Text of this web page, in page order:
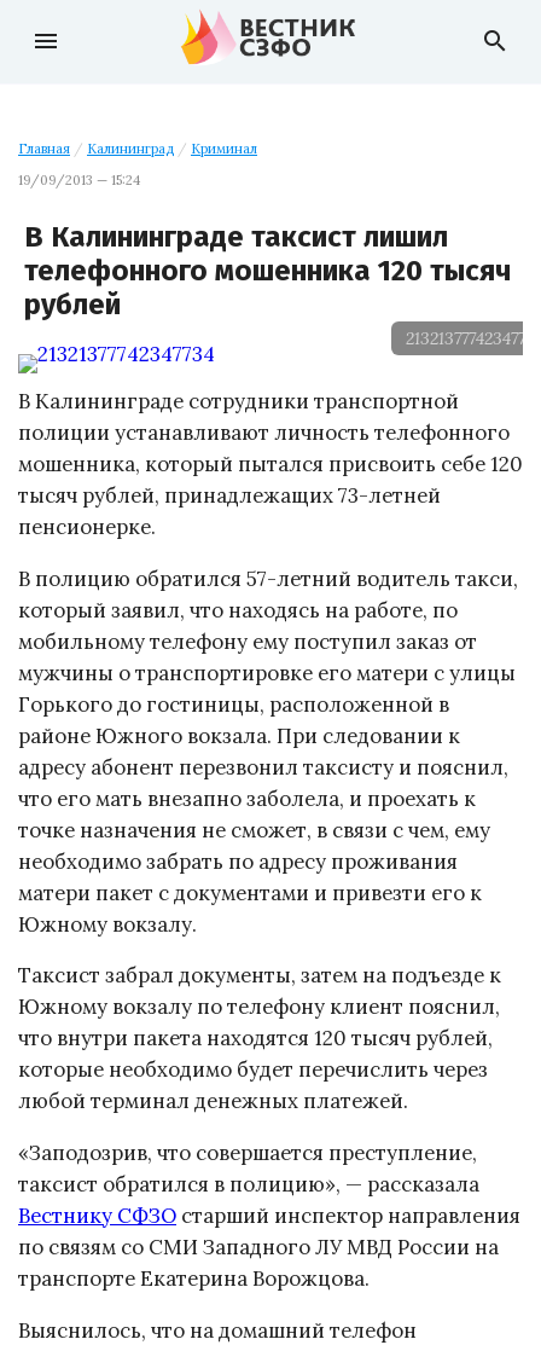
menu search
Главная / Калининград / Криминал
19/09/2013 — 15:24
В Калининграде таксист лишил
телефонного мошенника 120 тысяч
рублей
В Калининграде сотрудники транспортной
полиции устанавливают личность телефонного
мошенника, который пытался присвоить себе 120
тысяч рублей, принадлежащих73-летней
пенсионерке.
В полицию обратился 57-летний водитель такси,
который заявил, что находясь на работе, по
мобильному телефону ему поступил заказ от
мужчины о транспортировке его матери с улицы
Горького до гостиницы, расположенной в
районе Южного вокзала. При следовании к
адресу абонент перезвонил таксисту и пояснил,
что его мать внезапно заболела, и проехать к
точке назначения не сможет, в связи с чем, ему
необходимо забрать по адресу проживания
матери пакет с документами и привезти его к
Южному вокзалу.
Таксист забрал документы, затем на подъезде к
Южному вокзалу по телефону клиент пояснил,
что внутри пакета находятся 120 тысяч рублей,
которые необходимо будет перечислить через
любой терминал денежных платежей.
«Заподозрив, что совершается преступление,
таксист обратился в полицию», — рассказала
Вестнику СФЗО старший инспектор направления
по связям со СМИ Западного ЛУ МВД России на
транспорте Екатерина Ворожцова.
Выяснилось, что на домашний телефон